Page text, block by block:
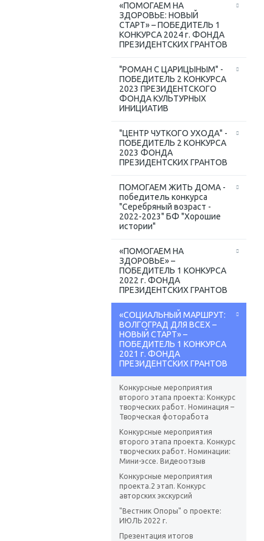
«ПОМОГАЕМ НА
ЗДОРОВЬЕ: НОВЫЙ
СТАРТ» – ПОБЕДИТЕЛЬ 1
КОНКУРСА 2024 г. ФОНДА
ПРЕЗИДЕНТСКИХ ГРАНТОВ
"РОМАН С ЦАРИЦЫНЫМ" -
ПОБЕДИТЕЛЬ 2 КОНКУРСА
2023 ПРЕЗИДЕНТСКОГО
ФОНДА КУЛЬТУРНЫХ
ИНИЦИАТИВ
"ЦЕНТР ЧУТКОГО УХОДА" -
ПОБЕДИТЕЛЬ 2 КОНКУРСА
2023 ФОНДА
ПРЕЗИДЕНТСКИХ ГРАНТОВ
ПОМОГАЕМ ЖИТЬ ДОМА -
победитель конкурса
"Серебряный возраст -
2022-2023" БФ "Хорошие
истории"
«ПОМОГАЕМ НА
ЗДОРОВЬЕ» –
ПОБЕДИТЕЛЬ 1 КОНКУРСА
2022 г. ФОНДА
ПРЕЗИДЕНТСКИХ ГРАНТОВ
«СОЦИАЛЬНЫЙ МАРШРУТ:
ВОЛГОГРАД ДЛЯ ВСЕХ –
НОВЫЙ СТАРТ» –
ПОБЕДИТЕЛЬ 1 КОНКУРСА
2021 г. ФОНДА
ПРЕЗИДЕНТСКИХ ГРАНТОВ
Конкурсные мероприятия
второго этапа проекта: Конкурс
творческих работ. Номинация –
Творческая фоторабота
Конкурсные мероприятия
второго этапа проекта. Конкурс
творческих работ. Номинации:
Мини-эссе. Видеоотзыв
Конкурсные мероприятия
проекта.2 этап. Конкурс
авторских экскурсий
"Вестник Опоры" о проекте:
ИЮЛЬ 2022 г.
Презентация итогов